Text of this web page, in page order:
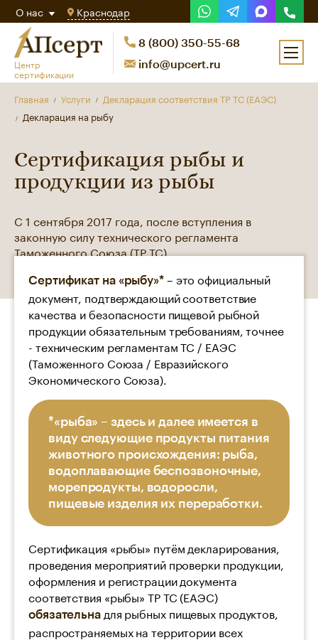
О нас Краснодар
Центр
сертификации
8 (800) 350-55-68
info@upcert.ru
Главная Услуги
Декларация соответствия ТР ТС (ЕАЭС)
Декларация на рыбу
Сертификация рыбы и
продукции из рыбы
С 1 сентября 2017 года, после вступления в
законную силу технического регламента
Таможенного Союза (ТР ТС)
Сертификат на «рыбу»*– это официальный
документ, подтверждающий соответствие
качества и безопасности пищевой рыбной
продукции обязательным требованиям, точнее
- техническим регламентам ТС / ЕАЭС
(Таможенного Союза / Евразийского
Экономического Союза).
*«рыба» – здесь и далее имеется в
виду следующие продукты питания
животного происхождения: рыба,
водоплавающие беспозвоночные,
морепродукты, водоросли,
пищевые изделия их переработки.
Сертификация «рыбы» путём декларирования,
проведения мероприятий проверки продукции,
оформления и регистрации документа
соответствия «рыбы» ТР ТС (ЕАЭС)
обязательнадля рыбных пищевых продуктов,
распространяемых на территории всех